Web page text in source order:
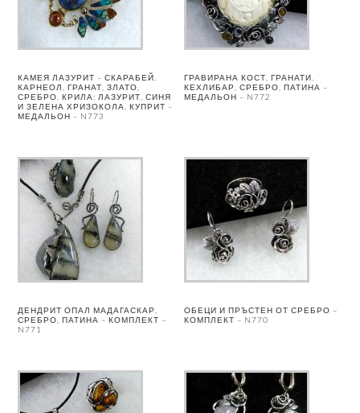
КАМЕЯ ЛАЗУРИТ – СКАРАБЕЙ,
КАРНЕОЛ, ГРАНАТ, ЗЛАТО,
СРЕБРО. КРИЛА: ЛАЗУРИТ, СИНЯ
И ЗЕЛЕНА ХРИЗОКОЛА, КУПРИТ –
МЕДАЛЬОН – N773
ГРАВИРАНА КОСТ, ГРАНАТИ,
КЕХЛИБАР, СРЕБРО, ПАТИНА –
МЕДАЛЬОН – N772
ДЕНДРИТ ОПАЛ МАДАГАСКАР,
СРЕБРО, ПАТИНА – КОМПЛЕКТ –
N771
ОБЕЦИ И ПРЪСТЕН ОТ СРЕБРО –
КОМПЛЕКТ – N770